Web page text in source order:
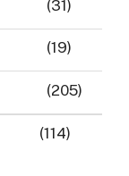
(31)
(19)
(205)
(114)